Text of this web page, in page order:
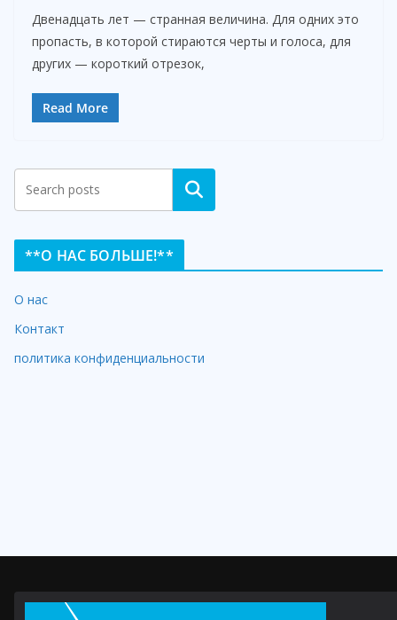
Двенадцать лет — странная величина. Для одних это
пропасть, в которой стираются черты и голоса, для
других — короткий отрезок,
Read More
Search
**О НАС БОЛЬШЕ!**
О нас
Контакт
политика конфиденциальности